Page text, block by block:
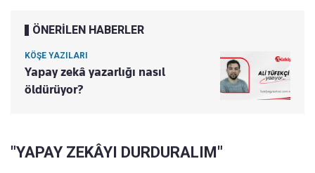
ÖNERİLEN HABERLER
KÖŞE YAZILARI
Yapay zekâ yazarlığı nasıl
öldürüyor?
"YAPAY ZEKÂYI DURDURALIM"